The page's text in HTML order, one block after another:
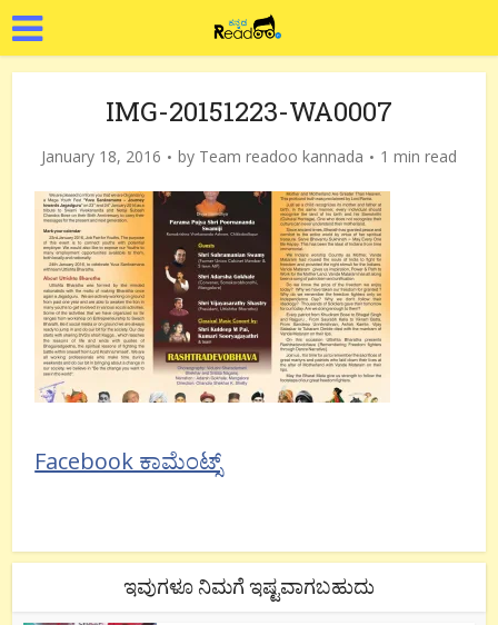
IMG-20151223-WA0007
January 18, 2016 by Team readoo kannada 1 min read
Facebook ಕಾಮೆಂಟ್ಸ್
ಇವುಗಳೂ ನಿಮಗೆ ಇಷ್ಟವಾಗಬಹುದು